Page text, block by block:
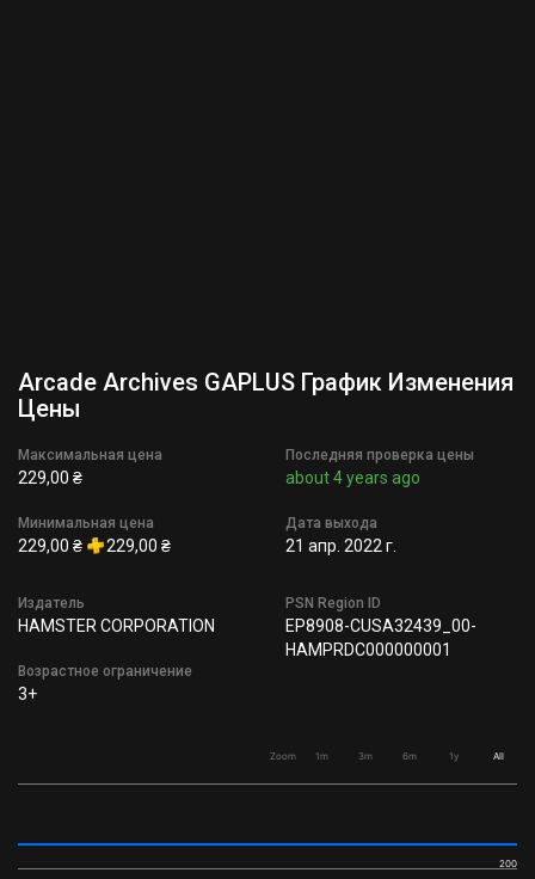
Arcade Archives GAPLUS График Изменения
Цены
Максимальная цена
229,00 ₴
Минимальная цена
229,00 ₴ 229,00 ₴
Последняя проверка цены
about 4 years ago
Дата выхода
21 апр. 2022 г.
Издатель
HAMSTER CORPORATION
Возрастное ограничение
3+
PSN Region ID
EP8908-CUSA32439_00-
HAMPRDC000000001
Zoom 1m 3m 6m 1y All
200